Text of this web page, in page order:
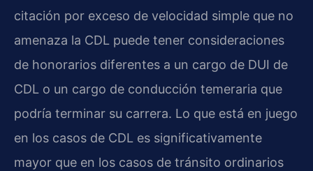
citación por exceso de velocidad simple que no
amenaza la CDL puede tener consideraciones
de honorarios diferentes a un cargo de DUI de
CDL o un cargo de conducción temeraria que
podría terminar su carrera. Lo que está en juego
en los casos de CDL es significativamente
mayor que en los casos de tránsito ordinarios